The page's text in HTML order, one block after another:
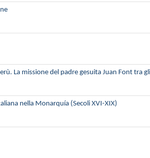
La missione del padre gesuita Juan Font
nella Monarquía (Secoli XVI-XIX)